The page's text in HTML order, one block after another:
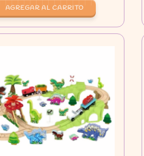
AGREGAR AL CARRITO